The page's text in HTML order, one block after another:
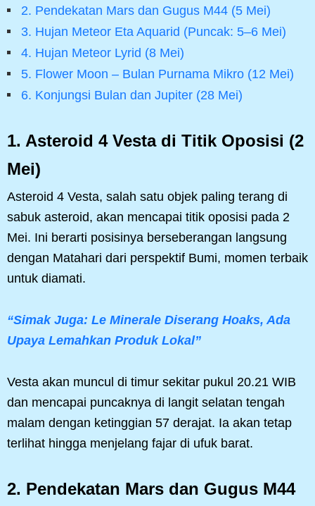
2. Pendekatan Mars dan Gugus M44 (5 Mei)
3. Hujan Meteor Eta Aquarid (Puncak: 5–6 Mei)
4. Hujan Meteor Lyrid (8 Mei)
5. Flower Moon – Bulan Purnama Mikro (12 Mei)
6. Konjungsi Bulan dan Jupiter (28 Mei)
1. Asteroid 4 Vesta di Titik Oposisi (2
Mei)
Asteroid 4 Vesta, salah satu objek paling terang di
sabuk asteroid, akan mencapai titik oposisi pada 2
Mei. Ini berarti posisinya berseberangan langsung
dengan Matahari dari perspektif Bumi, momen terbaik
untuk diamati.
“Simak Juga: Le Minerale Diserang Hoaks, Ada
Upaya Lemahkan Produk Lokal”
Vesta akan muncul di timur sekitar pukul 20.21 WIB
dan mencapai puncaknya di langit selatan tengah
malam dengan ketinggian 57 derajat. Ia akan tetap
terlihat hingga menjelang fajar di ufuk barat.
2. Pendekatan Mars dan Gugus M44